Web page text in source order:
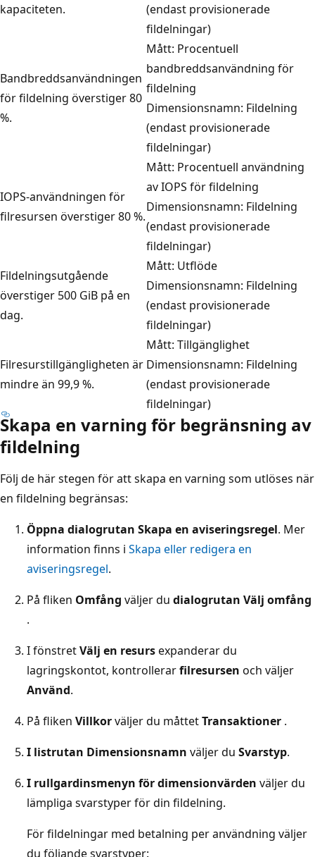
kapaciteten.
(endast provisionerade
fildelningar)
Bandbreddsanvändningen
för fildelning överstiger 80
%.
Mått: Procentuell
bandbreddsanvändning för
fildelning
Dimensionsnamn: Fildelning
(endast provisionerade
fildelningar)
IOPS-användningen för
filresursen överstiger 80 %.
Mått: Procentuell användning
av IOPS för fildelning
Dimensionsnamn: Fildelning
(endast provisionerade
fildelningar)
Fildelningsutgående
överstiger 500 GiB på en
dag.
Mått: Utflöde
Dimensionsnamn: Fildelning
(endast provisionerade
fildelningar)
Filresurstillgängligheten är
mindre än 99,9 %.
Mått: Tillgänglighet
Dimensionsnamn: Fildelning
(endast provisionerade
fildelningar)
Skapa en varning för begränsning av
fildelning
Följ de här stegen för att skapa en varning som utlöses när
en fildelning begränsas:
Öppna dialogrutan Skapa en aviseringsregel. Mer
information finns i Skapa eller redigera en
aviseringsregel.
På fliken Omfång väljer du dialogrutan Välj omfång
.
I fönstretVälj en resursexpanderar du
lagringskontot, kontrollerarfilresursen och väljer
Använd.
På fliken Villkorväljer du måttetTransaktioner .
I listrutan Dimensionsnamn väljer du Svarstyp.
I rullgardinsmenyn för dimensionvärden väljer du
lämpliga svarstyper för din fildelning.
För fildelningar med betalning per användning väljer
du följande svarstyper: